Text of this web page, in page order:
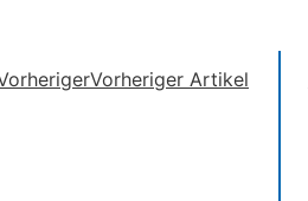
Vorheriger Artikel